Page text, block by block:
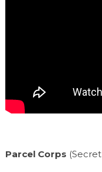
Parcel Corps